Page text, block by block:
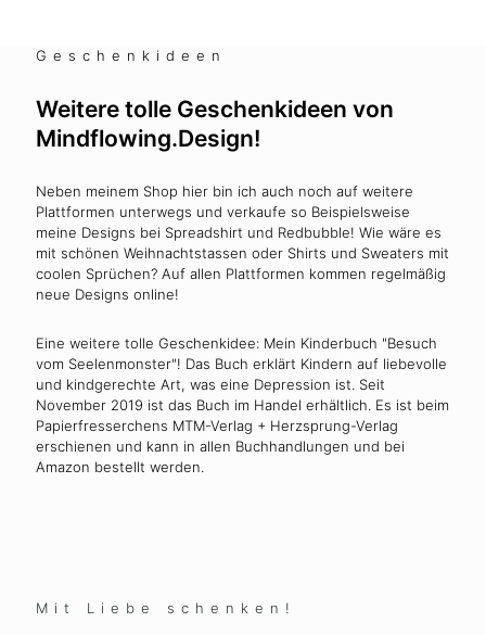
Geschenkideen
Weitere tolle Geschenkideen von
Mindflowing.Design!
Neben meinem Shop hier bin ich auch noch auf weitere
Plattformen unterwegs und verkaufe so Beispielsweise
meine Designs bei Spreadshirt und Redbubble! Wie wäre es
mit schönen Weihnachtstassen oder Shirts und Sweaters mit
coolen Sprüchen? Auf allen Plattformen kommen regelmäßig
neue Designs online!
Eine weitere tolle Geschenkidee: Mein Kinderbuch "Besuch
vom Seelenmonster"! Das Buch erklärt Kindern auf liebevolle
und kindgerechte Art, was eine Depression ist. Seit
November 2019 ist das Buch im Handel erhältlich. Es ist beim
Papierfresserchens MTM-Verlag + Herzsprung-Verlag
erschienen und kann in allen Buchhandlungen und bei
Amazon bestellt werden.
Mit Liebe schenken!